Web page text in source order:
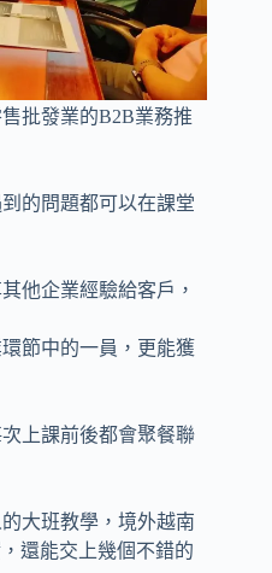
批發業的B2B業務推
的問題都可以在課堂
他企業經驗給客戶，
節中的一員，更能獲
上課前後都會聚餐聯
大班教學，境外越南
還能交上幾個不錯的